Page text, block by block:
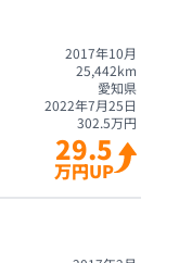
2017年10月
25,442km
愛知県
2022年7月25日
302.5万円
29.5
万円UP